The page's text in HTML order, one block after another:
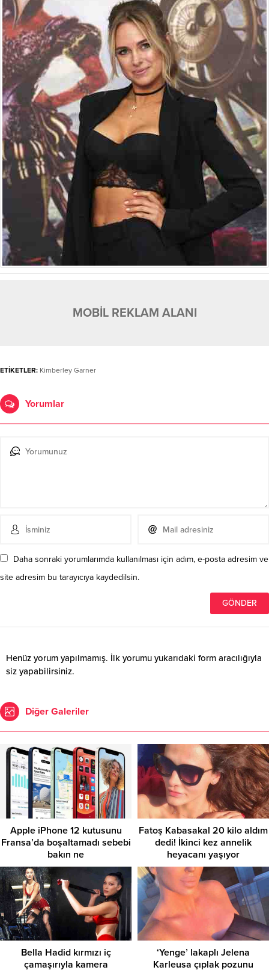
MOBİL REKLAM ALANI
ETİKETLER: Kimberley Garner
Yorumlar
Daha sonraki yorumlarımda kullanılması için adım, e-posta adresim ve
site adresim bu tarayıcıya kaydedilsin.
Henüz yorum yapılmamış. İlk yorumu yukarıdaki form aracılığıyla
siz yapabilirsiniz.
Diğer Galeriler
Apple iPhone 12 kutusunu
Fransa’da boşaltamadı sebebi
bakın ne
Fatoş Kabasakal 20 kilo aldım
dedi! İkinci kez annelik
heyacanı yaşıyor
Bella Hadid kırmızı iç
çamaşırıyla kamera
‘Yenge’ lakaplı Jelena
Karleusa çıplak pozunu